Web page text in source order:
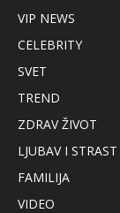
VIP NEWS
CELEBRITY
SVET
TREND
ZDRAV ŽIVOT
LJUBAV I STRAST
FAMILIJA
VIDEO